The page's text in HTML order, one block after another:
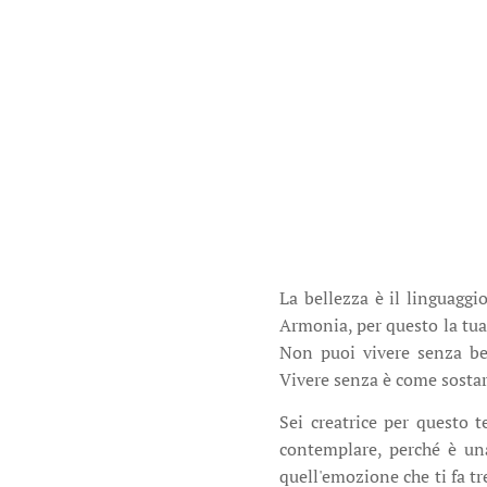
La bellezza è il
Armonia, per questo la
Non puoi vivere senza
Vivere senza è come
Sei creatrice per questo
contemplare, perché è
quell'emozione che ti fa